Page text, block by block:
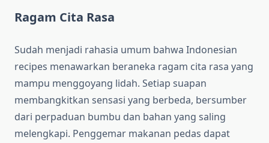
Ragam Cita Rasa
Sudah menjadi rahasia umum bahwa Indonesian
recipes menawarkan beraneka ragam cita rasa yang
mampu menggoyang lidah. Setiap suapan
membangkitkan sensasi yang berbeda, bersumber
dari perpaduan bumbu dan bahan yang saling
melengkapi. Penggemar makanan pe​d​as ​d​apat